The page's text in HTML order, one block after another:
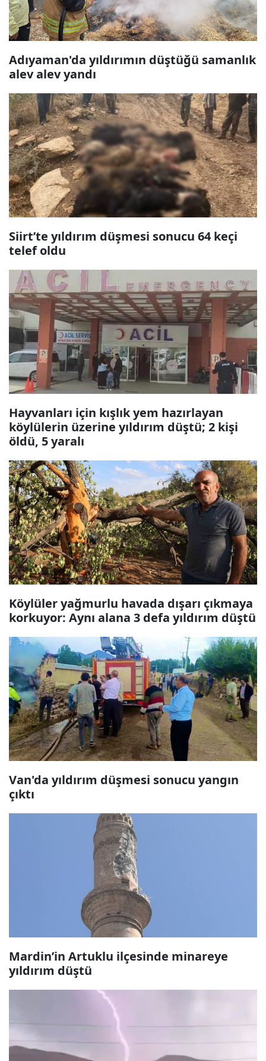
Adıyaman'da yıldırımın düştüğü samanlık
alev alev yandı
Siirt’te yıldırım düşmesi sonucu 64 keçi
telef oldu
Hayvanları için kışlık yem hazırlayan
köylülerin üzerine yıldırım düştü; 2 kişi
öldü, 5 yaralı
Köylüler yağmurlu havada dışarı çıkmaya
korkuyor: Aynı alana 3 defa yıldırım düştü
Van'da yıldırım düşmesi sonucu yangın
çıktı
Mardin’in Artuklu ilçesinde minareye
yıldırım düştü